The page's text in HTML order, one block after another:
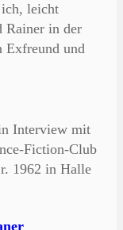
leicht
Rainer in der
Exfreund und
Interview mit
Fiction-Club
1962 in Halle